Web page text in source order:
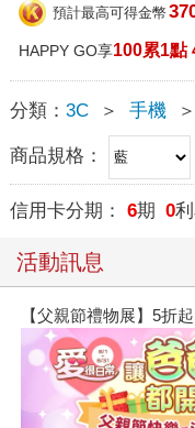
預計最高可得金幣
HAPPY GO享100累1點
分類： 3C ＞ 手機 ＞
商品規格：
信用卡分期： 6期 0
活動訊息
【父親節禮物展】5折